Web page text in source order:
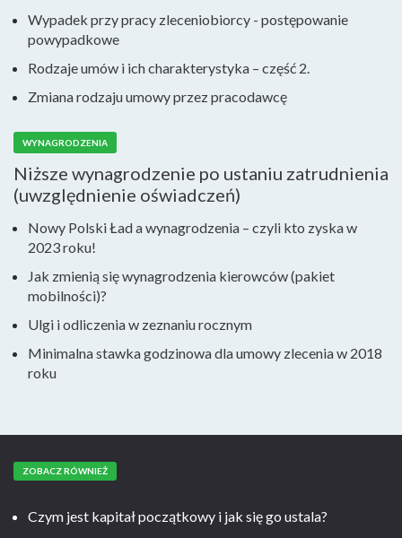
Wypadek przy pracy zleceniobiorcy - postępowanie
powypadkowe
Rodzaje umów i ich charakterystyka – część 2.
Zmiana rodzaju umowy przez pracodawcę
WYNAGRODZENIA
Niższe wynagrodzenie po ustaniu zatrudnienia
(uwzględnienie oświadczeń)
Nowy Polski Ład a wynagrodzenia – czyli kto zyska w
2023 roku!
Jak zmienią się wynagrodzenia kierowców (pakiet
mobilności)?
Ulgi i odliczenia w zeznaniu rocznym
Minimalna stawka godzinowa dla umowy zlecenia w 2018
roku
ZOBACZ RÓWNIEŻ
Czym jest kapitał początkowy i jak się go ustala?